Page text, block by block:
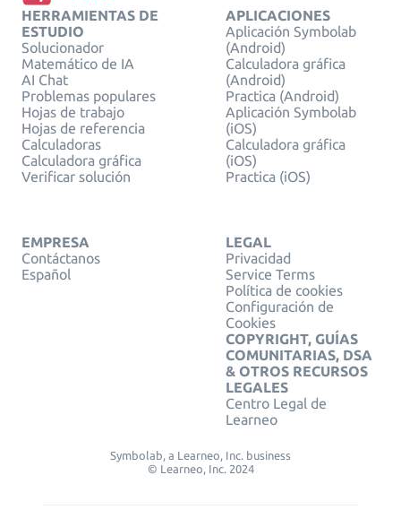
HERRAMIENTAS DE
ESTUDIO
Solucionador
Matemático de IA
AI Chat
Problemas populares
Hojas de trabajo
Hojas de referencia
Calculadoras
Calculadora gráfica
Verificar solución
APLICACIONES
Aplicación Symbolab
(Android)
Calculadora gráfica
(Android)
Practica (Android)
Aplicación Symbolab
(iOS)
Calculadora gráfica
(iOS)
Practica (iOS)
EMPRESA
Contáctanos
Español
LEGAL
Privacidad
Service Terms
Política de cookies
Configuración de
Cookies
COPYRIGHT, GUÍAS
COMUNITARIAS, DSA
& OTROS RECURSOS
LEGALES
Centro Legal de
Learneo
Symbolab, a Learneo, Inc. business
© Learneo, Inc. 2024